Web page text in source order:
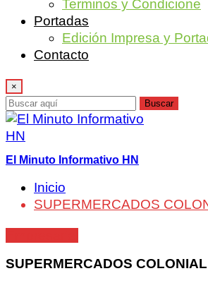
Terminos y Condicione
Portadas
Edición Impresa y
Contacto
×
Buscar
El Minuto Informativo HN
Inicio
SUPERMERCADOS
SUPERMERCADOS